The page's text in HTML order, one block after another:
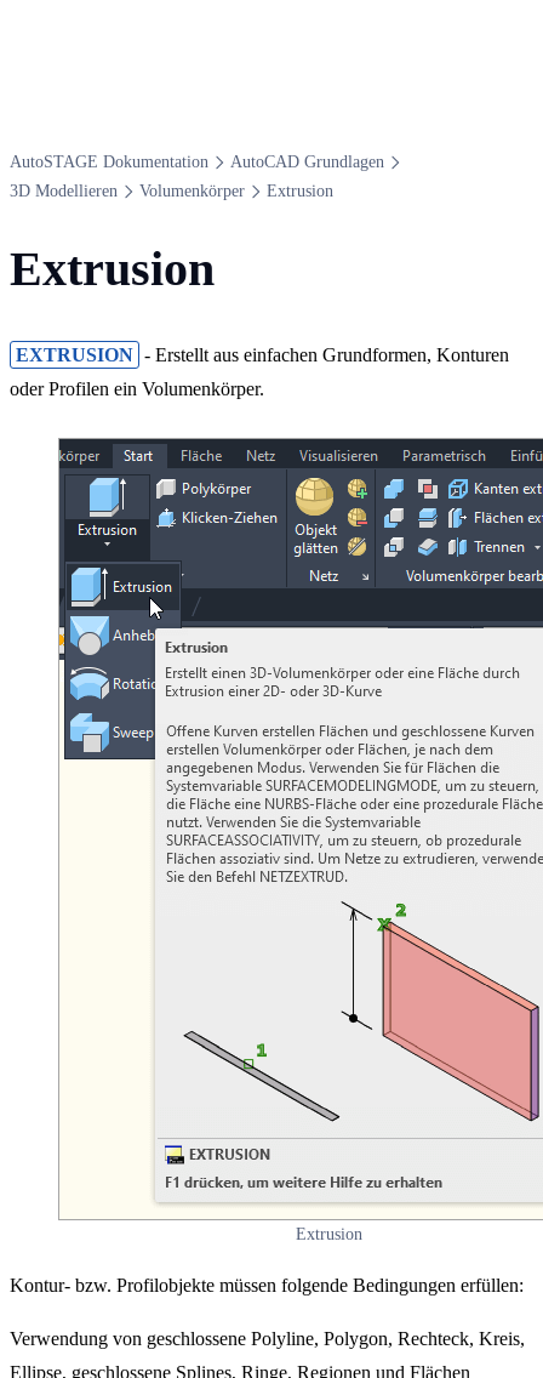
Auto​STAGE Dokumentation
Auto​CAD Grundlagen
3​D Modellieren
Volumenkörper Extrusion
Extrusion
EXTRUSION - Erstellt aus einfachen Grundformen, Konturen
oder Profilen ein Volumenkörper.
Extrusion
Kontur- bzw. Profilobjekte müssen folgende Bedingungen erfüllen:
Verwendung von geschlossene Polyline, Polygon, Rechteck, Kreis,
Ellipse, geschlossene Splines, Ringe, Regionen und Flächen